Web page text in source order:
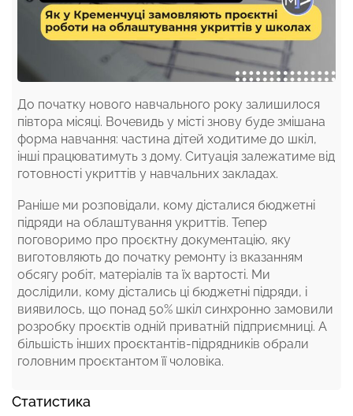
До початку нового навчального року залишилося
півтора місяці. Вочевидь у місті знову буде змішана
форма навчання: частина дітей ходитиме до шкіл,
інші працюватимуть з дому. Ситуація залежатиме від
готовності укриттів у навчальних закладах.
Раніше ми розповідали, кому дісталися бюджетні
підряди на облаштування укриттів. Тепер
поговоримо про проєктну документацію, яку
виготовляють до початку ремонту із вказанням
обсягу робіт, матеріалів та їх вартості. Ми
дослідили, кому дістались ці бюджетні підряди, і
виявилось, що понад 50% шкіл синхронно замовили
розробку проєктів одній приватній підприємниці. А
більшість інших проєктантів-підрядників обрали
головним проєктантом її чоловіка.
Статистика